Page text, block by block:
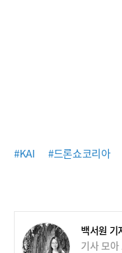
#KAI #드론쇼코리아
백서원 기
기사 모아